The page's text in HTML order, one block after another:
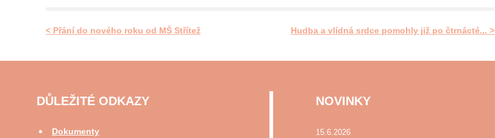
< Přání do nového roku od MŠ Střítež Hudba a vlídná srdce pomohly již po čtrnácté... >
DŮLEŽITÉ ODKAZY
Dokumenty
NOVINKY
15.6.2026